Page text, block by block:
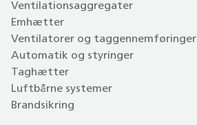
Ventilationsaggregater
Emhætter
Ventilatorer og taggennemføringer
Automatik og styringer
Taghætter
Luftbårne systemer
Brandsikring